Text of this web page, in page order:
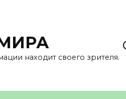
находит своего зрителя.